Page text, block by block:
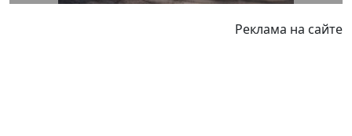
Реклама на сайте